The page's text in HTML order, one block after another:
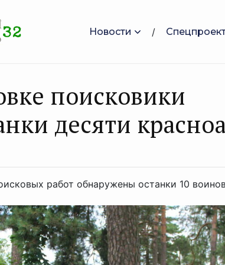
Новости
поисковики
десяти
работ обнаружены останки 10